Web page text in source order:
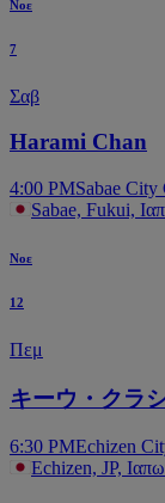
Νοε
7
Σαβ
Harami Chan
4:00 PMSabae City
Sabae, Fukui,
Νοε
12
Πεμ
キーウ・クラ
6:30 PMEchizen
Echizen, JP,